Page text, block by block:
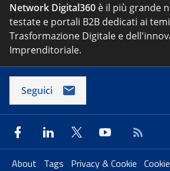
Network Digital360 è il più grande
testate e portali B2B dedicati ai
Trasformazione Digitale e
Imprenditoriale.
Seguici
About Tags Privacy & Cookie